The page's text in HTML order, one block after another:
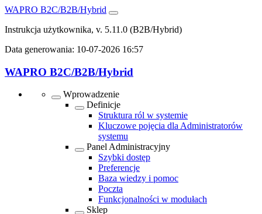
WAPRO B2C/B2B/Hybrid
Instrukcja użytkownika, v. 5.11.0 (B2B/Hybrid)
Data generowania: 10-07-2026 16:57
WAPRO B2C/B2B/Hybrid
Wprowadzenie
Definicje
Struktura ról w systemie
Kluczowe pojęcia dla Administratorów
systemu
Panel Administracyjny
Szybki dostęp
Preferencje
Baza wiedzy i pomoc
Poczta
Funkcjonalności w modułach
Sklep